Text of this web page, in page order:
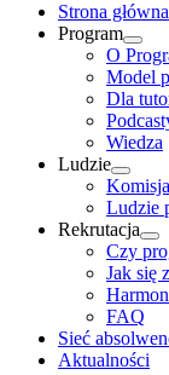
Strona główna
Program
O
Model
Dla
Wiedza
Ludzie
Ludzie
Rekrutacja
Czy
Jak się
FAQ
Sieć
Aktualności